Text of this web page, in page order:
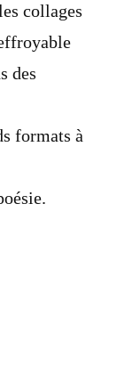
collages
des
formats à